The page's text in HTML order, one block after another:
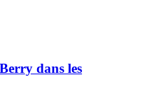
dans les